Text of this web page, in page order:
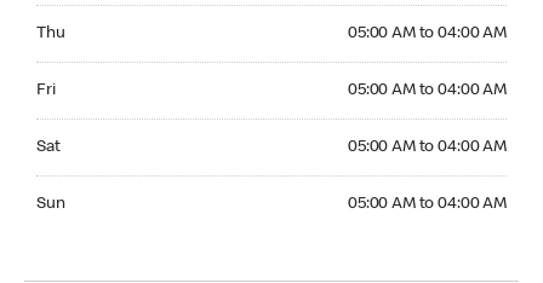
Thu 05:00 AM to 04:00 AM
Fri 05:00 AM to 04:00 AM
Sat 05:00 AM to 04:00 AM
Sun 05:00 AM to 04:00 AM